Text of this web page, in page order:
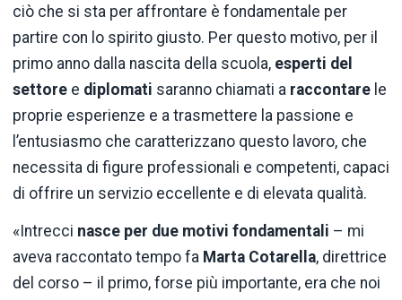
ciò che si sta per affrontare è fondamentale per
partire con lo spirito giusto. Per questo motivo, per il
primo anno dalla nascita della scuola, esperti del
settore e diplomati saranno chiamati a raccontare le
proprie esperienze e a trasmettere la passione e
l’entusiasmo che caratterizzano questo lavoro, che
necessita di figure professionali e competenti, capaci
di offrire un servizio eccellente e di elevata qualità.
«Intrecci nasce per due motivi fondamentali – mi
aveva raccontato tempo fa Marta Cotarella, direttrice
del corso – il primo, forse più importante, era che noi